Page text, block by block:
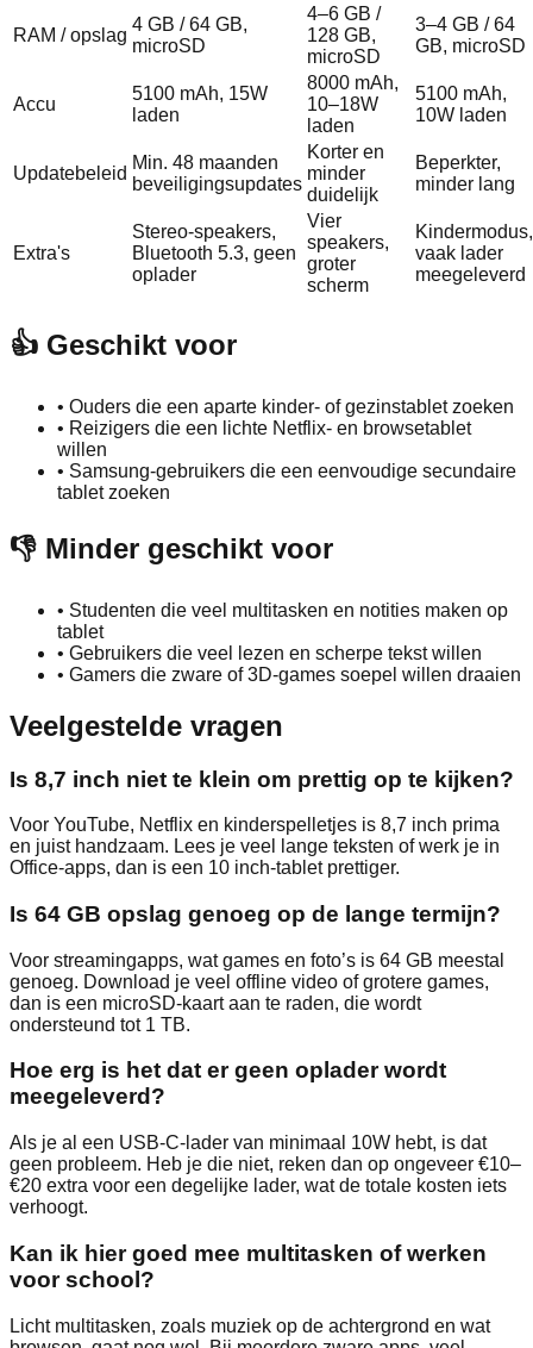
RAM / opslag
4 GB / 64 GB,
microSD
4–6 GB /
128 GB,
microSD
3–4 GB / 64
GB, microSD
Accu
5100 mAh, 15W
laden
8000 mAh,
10–18W
laden
5100 mAh,
10W laden
Updatebeleid
Min. 48 maanden
beveiligingsupdates
Korter en
minder
duidelijk
Beperkter,
minder lang
Extra's
Stereo‑speakers,
Bluetooth 5.3, geen
oplader
Vier
speakers,
groter
scherm
Kindermodus,
vaak lader
meegeleverd
👍 Geschikt voor
• Ouders die een aparte kinder‑ of gezinstablet zoeken
• Reizigers die een lichte Netflix‑ en browsetablet
willen
• Samsung‑gebruikers die een eenvoudige secundaire
tablet zoeken
👎 Minder geschikt voor
• Studenten die veel multitasken en notities maken op
tablet
• Gebruikers die veel lezen en scherpe tekst willen
• Gamers die zware of 3D‑games soepel willen draaien
Veelgestelde vragen
Is 8,7 inch niet te klein om prettig op te kijken?
Voor YouTube, Netflix en kinderspelletjes is 8,7 inch prima
en juist handzaam. Lees je veel lange teksten of werk je in
Office‑apps, dan is een 10 inch‑tablet prettiger.
Is 64 GB opslag genoeg op de lange termijn?
Voor streamingapps, wat games en foto’s is 64 GB meestal
genoeg. Download je veel offline video of grotere games,
dan is een microSD‑kaart aan te raden, die wordt
ondersteund tot 1 TB.
Hoe erg is het dat er geen oplader wordt
meegeleverd?
Als je al een USB‑C‑lader van minimaal 10W hebt, is dat
geen probleem. Heb je die niet, reken dan op ongeveer €10–
€20 extra voor een degelijke lader, wat de totale kosten iets
verhoogt.
Kan ik hier goed mee multitasken of werken
voor school?
Licht multitasken, zoals muziek op de achtergrond en wat